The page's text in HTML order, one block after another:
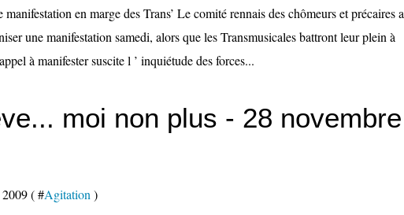
manifestation en marge des Trans’ Le comité rennais des chômeurs et précaires a
une manifestation samedi, alors que les Transmusicales battront leur plein à
à manifester suscite l ’ inquiétude des forces...
moi non plus - 28 novembre
( #Agitation )